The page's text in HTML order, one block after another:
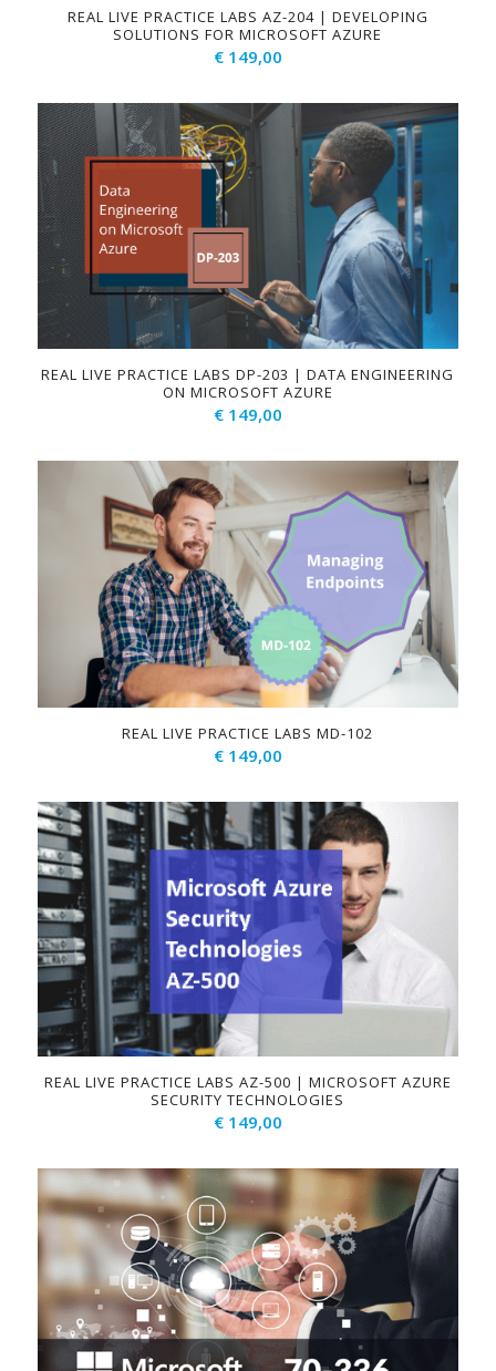
REAL LIVE PRACTICE LABS AZ-204 | DEVELOPING
SOLUTIONS FOR MICROSOFT AZURE
€149,00
REAL LIVE PRACTICE LABS DP-203 | DATA ENGINEERING
ON MICROSOFT AZURE
€149,00
REAL LIVE PRACTICE LABS MD-102
€149,00
REAL LIVE PRACTICE LABS AZ-500 | MICROSOFT AZURE
SECURITY TECHNOLOGIES
€149,00